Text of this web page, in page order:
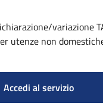
variazione
utenze non
Accedi al servizio